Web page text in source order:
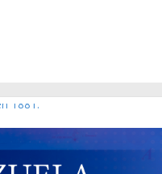
1881.
N° 38.394